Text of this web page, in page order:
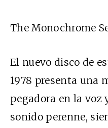
The Monochrome
El nuevo disco de
1978 presenta una
pegadora en la voz
sonido perenne,